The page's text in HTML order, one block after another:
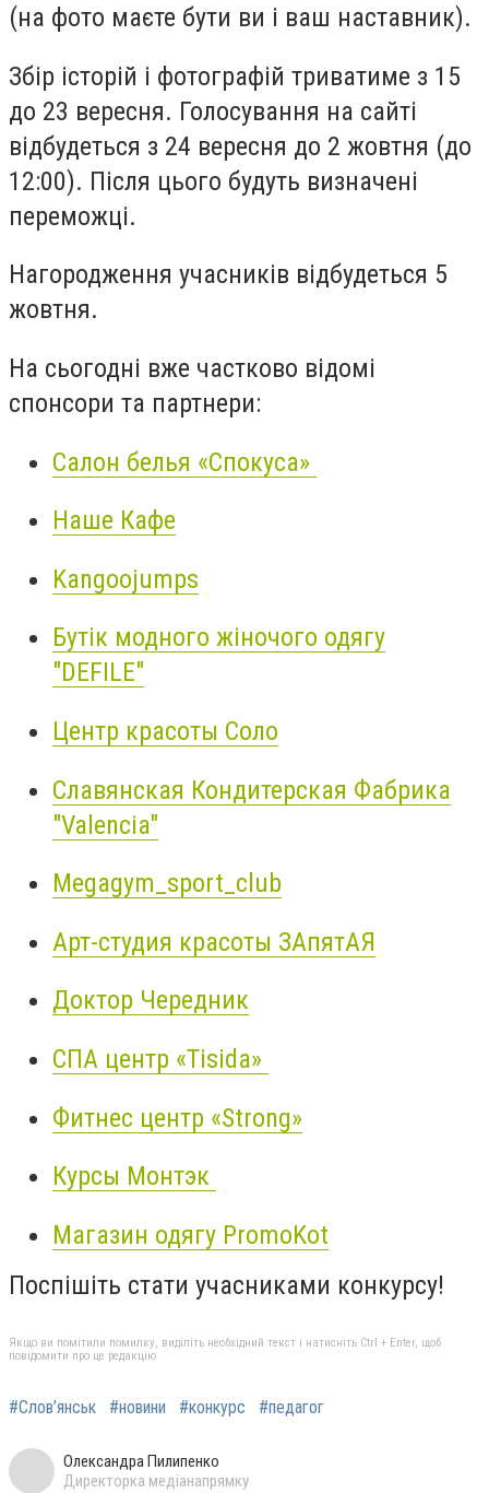
(на фото маєте бути ви і ваш наставник).
Збір історій і фотографій триватиме з 15
до 23 вересня. Голосування на сайті
відбудеться з 24 вересня до 2 жовтня (до
12:00). Після цього будуть визначені
переможці.
Нагородження учасників відбудеться 5
жовтня.
На сьогодні вже частково відомі
спонсори та партнери:
Салон белья «Спокуса»
Наше Кафе
Kangoojumps
Бутік модного жіночого одягу
"DEFILE"
Центр красоты Соло
Славянская Кондитерская Фабрика
"Valencia"
Megagym_sport_club
Арт-студия красоты ЗАпятАЯ
Доктор Чередник
СПА центр «Tisida»
Фитнес центр «Strong»
Курсы Монтэк
Магазин одягу PromoKot
Поспішіть стати учасниками конкурсу!
Якщо ви помітили помилку, виділіть необхідний текст і натисніть Ctrl + Enter, щоб
повідомити про це редакцію
#Слов’янськ #новини #конкурс #педагог
Олександра Пилипенко
Директорка медіанапрямку